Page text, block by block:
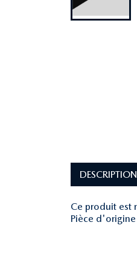
DESCRIPTION
Ce produit est
Pièce